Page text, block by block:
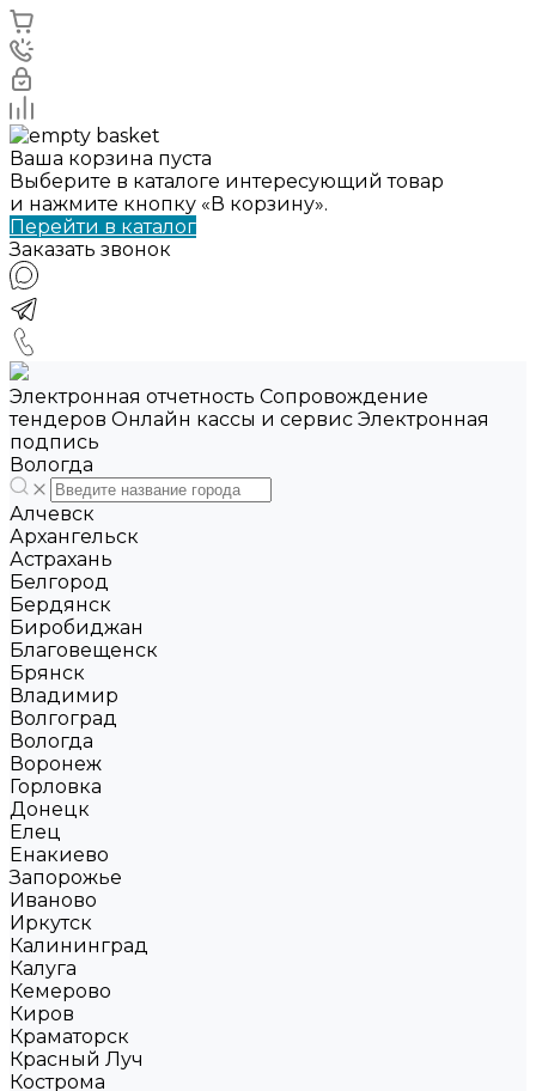
Ваша корзина пуста
Выберите в каталоге интересующий товар
и нажмите кнопку «В корзину».
Перейти в каталог
Заказать звонок
Электронная отчетность Сопровождение
тендеров Онлайн кассы и сервис Электронная
подпись
Вологда
Алчевск
Архангельск
Астрахань
Белгород
Бердянск
Биробиджан
Благовещенск
Брянск
Владимир
Волгоград
Вологда
Воронеж
Горловка
Донецк
Елец
Енакиево
Запорожье
Иваново
Иркутск
Калининград
Калуга
Кемерово
Киров
Краматорск
Красный Луч
Кострома